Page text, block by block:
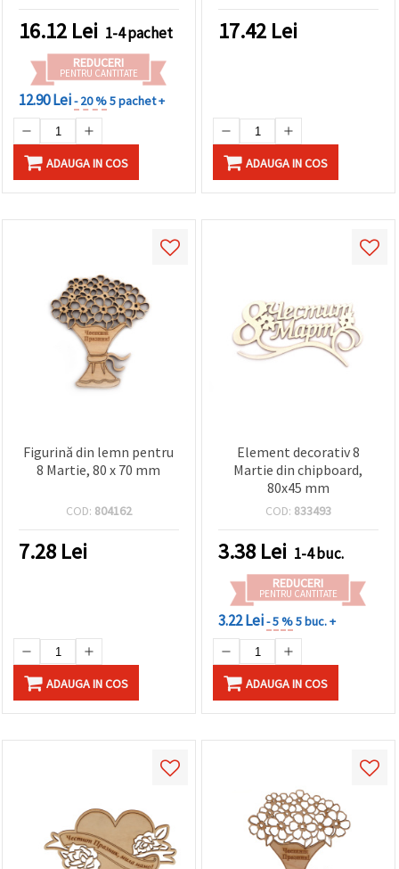
lucru manual
16.12 Lei 1-4 pachet
REDUCERI
PENTRU CANTITATE
12.90 Lei- 20 %5 pachet +
ADAUGA IN COS
17.42 Lei
ADAUGA IN COS
Figurină din lemn pentru
8 Martie, 80 x 70 mm
COD: 804162
7.28 Lei
ADAUGA IN COS
Element decorativ 8
Martie din chipboard,
80x45 mm
COD: 833493
3.38 Lei 1-4 buc.
REDUCERI
PENTRU CANTITATE
3.22 Lei- 5 %5 buc. +
ADAUGA IN COS